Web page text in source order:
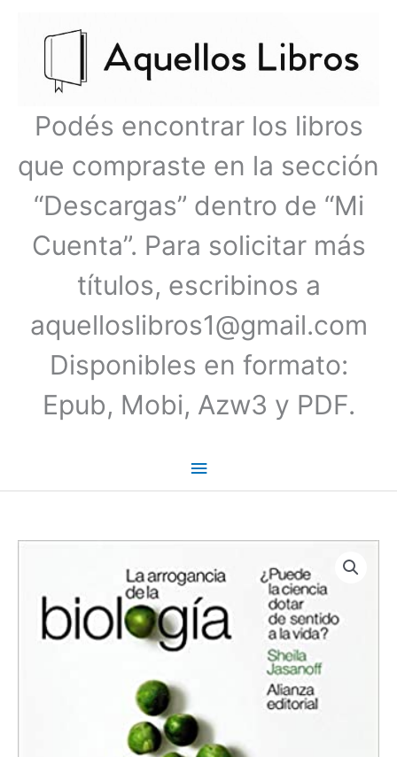
Podés encontrar los libros
que compraste en la sección
“Descargas” dentro de “Mi
Cuenta”. Para solicitar más
títulos, escribinos a
aquelloslibros1@gmail.com
Disponibles en formato:
Epub, Mobi, Azw3 y PDF.
principal
biología